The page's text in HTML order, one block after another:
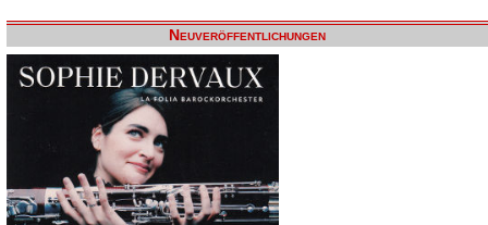
Neuveröffentlichungen